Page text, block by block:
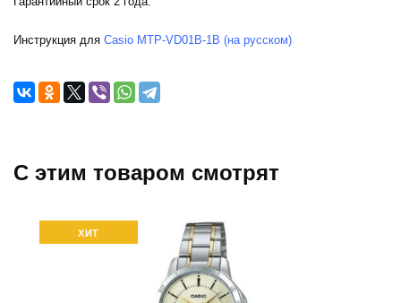
Инструкция для Casio MTP-VD01B-1B (на русском)
C этим товаром смотрят
ХИТ